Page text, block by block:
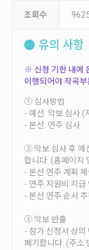
참가신청 및 확
참가신청확인
본선진출자 및
안내
공지사항
입상자소식
사무국위치
조회수
유의 사항
※ 신청 기한 내에
이행되어야 작곡
① 심사방법
- 예선: 악보 심사 (
- 본선: 연주 심사
② 악보 심사 후 예
합니다. (홈페이지
- 본선 연주 계획
- 연주 지원비 지급
- 본선 연주 순서
③ 악보 반출
- 참가 신청서 상의
폐기합니다. (주소